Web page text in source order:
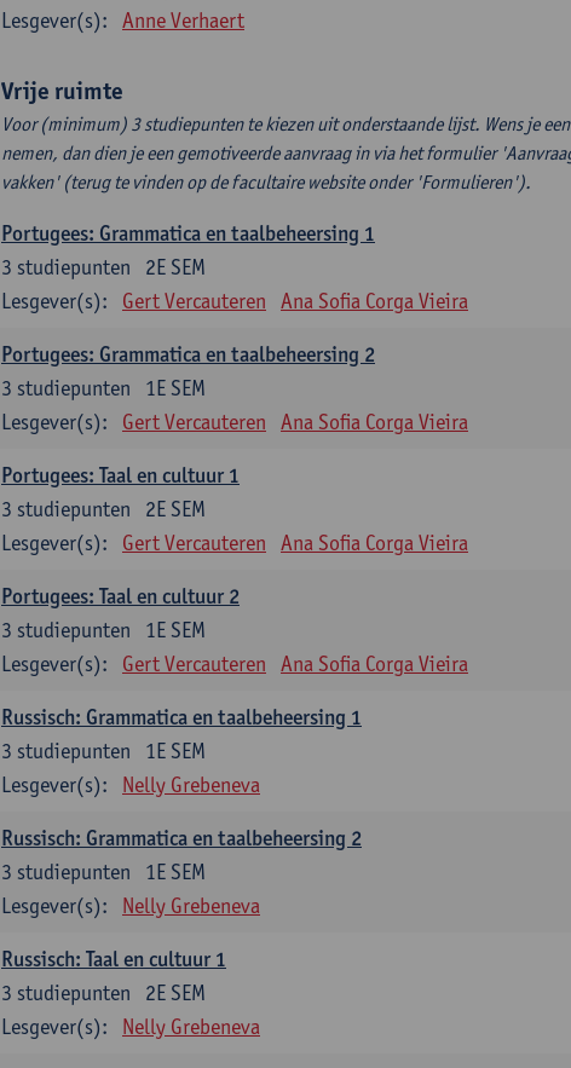
Lesgever(s):
Anne Verhaert
Vrije ruimte
Voor (minimum) 3 studiepunten te kiezen uit onderstaande lijst. Wens je
nemen, dan dien je een gemotiveerde aanvraag in via het formulier
vakken' (terug te vinden op de facultaire website onder 'Formulieren').
Portugees: Grammatica en taalbeheersing 1
2E SEM
3 studiepunten
Lesgever(s):
Gert Vercauteren Ana Sofia Corga Vieira
Portugees: Grammatica en taalbeheersing 2
1E SEM
3 studiepunten
Lesgever(s):
Gert Vercauteren Ana Sofia Corga Vieira
Portugees: Taal en cultuur 1
2E SEM
3 studiepunten
Lesgever(s):
Gert Vercauteren Ana Sofia Corga Vieira
Portugees: Taal en cultuur 2
1E SEM
3 studiepunten
Lesgever(s):
Gert Vercauteren Ana Sofia Corga Vieira
Russisch: Grammatica en taalbeheersing 1
1E SEM
3 studiepunten
Lesgever(s):
Nelly Grebeneva
Russisch: Grammatica en taalbeheersing 2
1E SEM
3 studiepunten
Lesgever(s):
Nelly Grebeneva
Russisch: Taal en cultuur 1
2E SEM
3 studiepunten
Lesgever(s):
Nelly Grebeneva